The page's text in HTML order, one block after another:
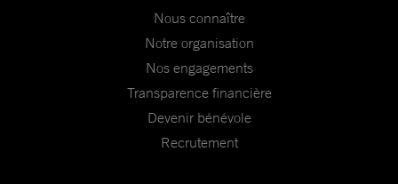
Nous connaître
Notre organisation
Nos engagements
Transparence financière
Devenir bénévole
Recrutement